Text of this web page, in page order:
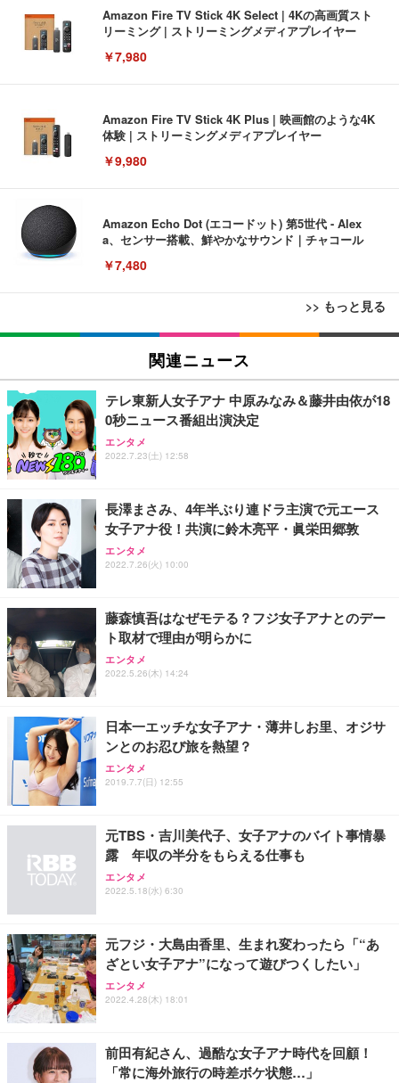
Amazon Fire TV Stick 4K Select | 4Kの高画質スト
リーミング | ストリーミングメディアプレイヤー
￥7,980
Amazon Fire TV Stick 4K Plus | 映画館のような4K
体験 | ストリーミングメディアプレイヤー
￥9,980
Amazon Echo Dot (エコードット) 第5世代 - Alex
a、センサー搭載、鮮やかなサウンド｜チャコール
￥7,480
>> もっと見る
[EdoErgo] オフィスチェア 椅子 テレワーク 疲れな
い 跳ね上げ式アームレスト コンパクト 約105度ロッ
キング pc 事務椅子 360度回転 座面昇降 強化ナイロ
ン樹脂ベース 通気性メッシュ 在宅ワーク H-WY01
(黒網+黒枠+黒足)
￥5,699
SIHOO B100 オフィスチェア／デスクチェア メッシ
Sezlife オフィスチェア デスクチェア 疲れない テレ
ワーク チェア 強化バックレスト 30度ロッキング機
ョン PCチェア 通気性メッシュ ゲーミング/勉強/事
務用 おしゃれ パソコンチェア (ブラック)
￥7,680
Sezlife オフィスチェア デスクチェア 疲れない テレ
ワーク チェア 強化バックレスト 30度ロッキング機
ョン PCチェア 通気性メッシュ ゲーミング/勉強/事
務用 おしゃれ パソコンチェア (ホワイト)
ANDWINT オフィスチェア デスクチェア 肘なし メ
ッシュ 通気性 ランバーサポート付き 腰サポート ガ
ス圧無段階昇降 360度回転 キャスター付き コンパク
EIZO ビジネス向けプレミアムモニター | FlexScan
EV3240X-WT | 31.5型4K UHD・USB Type-C・ホワ
￥105,595
EIZO ビジネス向けプレミアムモニター | FlexScan
EV2740X-WT | 27.0型4K UHD・USB Type-C・ホワ
￥109,572
【純正品】27"ゲーミングモニター DualSense 充電
フック付き（CFI-ZDM1J）
【整備済み品】Dell E2724HS 27インチ 液晶モニタ
ー フルHD（1920×1080）VA 非光沢 HDMI/DisplayP
【MiniLED/24.5inch/280Hz/FHD】GRAPHT THE S
HOOTER Gaming Monitor 24” Essential ゲーミン
グモニター QD 24.5インチ 1ms FHD 量子ドット 残
Amazonベーシック ペットシーツ 薄型 レギュラー 1
回使い捨て 無香料 ホワイト 300枚
￥3,373
Amazonベーシック ペットシーツ 厚型 ワイド 42枚
ネオ・ルーライフ ネオ・オムツ L 中型犬用 26枚入
Smart Basic(スマートベーシック) 【Amazon.co.jp
限定】 Smart Basic アイリスオーヤマ ペットシーツ
アイリスオーヤマ ペットシーツ 超厚型 お徳用 レギ
ュラー 200枚入【Amazon.co.jp限定】
関連ニュース
テレ東新人女子アナ 中原みなみ＆藤井由依が18
0秒ニュース番組出演決定
エンタメ
2022.7.23(土) 12:58
長澤まさみ、4年半ぶり連ドラ主演で元エース
女子アナ役！共演に鈴木亮平・眞栄田郷敦
エンタメ
2022.7.26(火) 10:00
藤森慎吾はなぜモテる？フジ女子アナとのデー
ト取材で理由が明らかに
エンタメ
2022.5.26(木) 14:24
日本一エッチな女子アナ・薄井しお里、オジサ
ンとのお忍び旅を熱望？
エンタメ
2019.7.7(日) 12:55
元TBS・吉川美代子、女子アナのバイト事情暴
露 年収の半分をもらえる仕事も
エンタメ
2022.5.18(水) 6:30
元フジ・大島由香里、生まれ変わったら「“あ
ざとい女子アナ”になって遊びつくしたい」
エンタメ
2022.4.28(木) 18:01
前田有紀さん、過酷な女子アナ時代を回顧！
「常に海外旅行の時差ボケ状態…」